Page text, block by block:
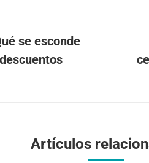
se esconde
Artículos